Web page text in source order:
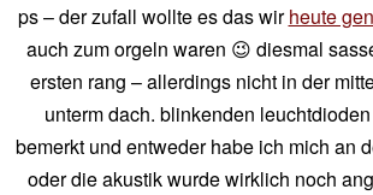
ps – der zufall wollte es das wirheute
auch zum orgeln waren 😉 diesmal
ersten rang – allerdings nicht in der
unterm dach. blinkenden
bemerkt und entweder habe ich mich an
oder die akustik wurde wirklich noch